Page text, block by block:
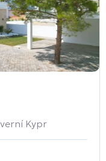
Kypr